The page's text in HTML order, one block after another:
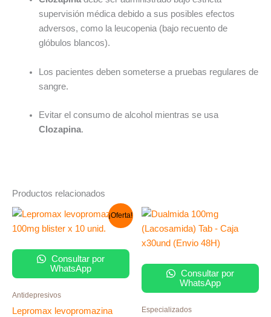
supervisión médica debido a sus posibles efectos
adversos, como la leucopenia (bajo recuento de
glóbulos blancos).
Los pacientes deben someterse a pruebas regulares de
sangre.
Evitar el consumo de alcohol mientras se usa
Clozapina.
Productos relacionados
¡Oferta!
Consultar por
WhatsApp
Antidepresivos
Lepromax levopromazina
El
original
El
precio
actual
Consultar por
WhatsApp
Especializados